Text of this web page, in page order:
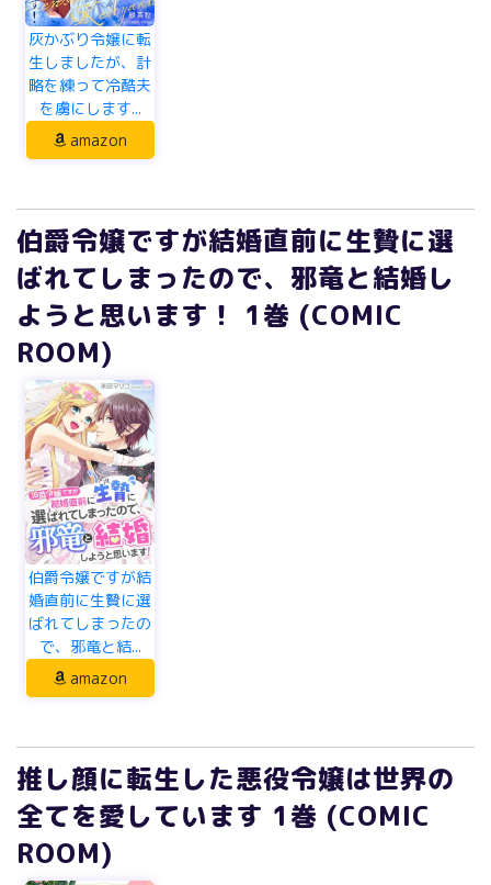
灰かぶり令嬢に転
生しましたが、計
略を練って冷酷夫
を虜にします...
amazon
伯爵令嬢ですが結婚直前に生贄に選
ばれてしまったので、邪竜と結婚し
ようと思います！ 1巻 (COMIC
ROOM)
伯爵令嬢ですが結
婚直前に生贄に選
ばれてしまったの
で、邪竜と結...
amazon
推し顔に転生した悪役令嬢は世界の
全てを愛しています 1巻 (COMIC
ROOM)